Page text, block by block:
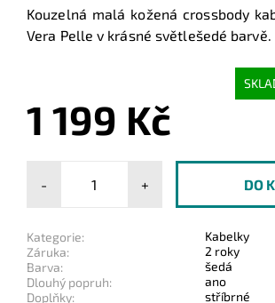
Kouzelná malá kožená crossbody
Vera Pelle v krásné světlešedé barvě.
1 199 Kč
- +
Kategorie:
Kabelky
Záruka:
2 roky
Barva:
šedá
Dlouhý popruh:
ano
Doplňky:
stříbrné